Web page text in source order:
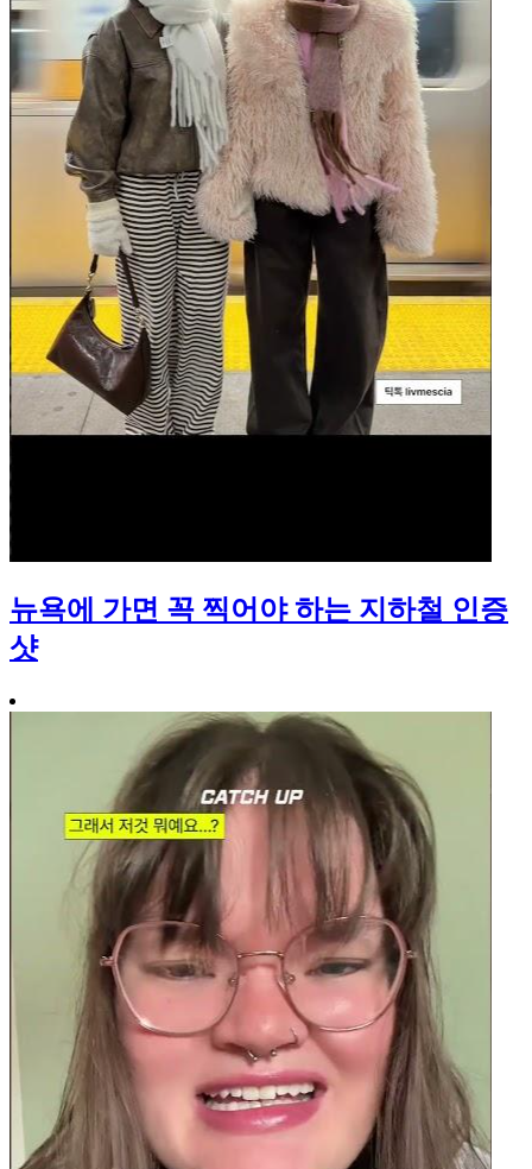
뉴욕에 가면 꼭 찍어야 하는 지하철 인증
샷